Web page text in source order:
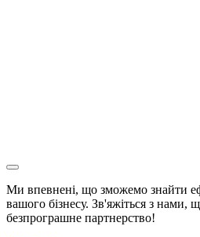
Ми впевнені, що зможемо знайти
вашого бізнесу. Зв'яжіться з нами,
безпрограшне партнерство!